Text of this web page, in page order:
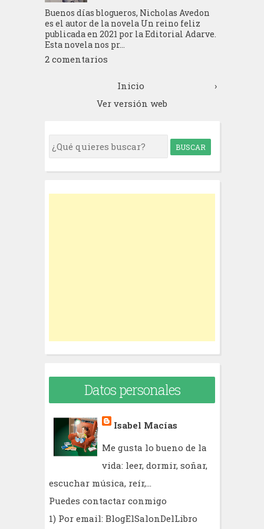
Buenos días blogueros, Nicholas Avedon
es el autor de la novela Un reino feliz
publicada en 2021 por la Editorial Adarve.
Esta novela nos pr...
2 comentarios
›
Inicio
Ver versión web
S
e
r
Datos personales
Isabel Macías
Me gusta lo bueno de la
vida: leer, dormir, soñar,
escuchar música, reír,...
Puedes contactar conmigo
1) Por email: BlogElSalonDelLibro